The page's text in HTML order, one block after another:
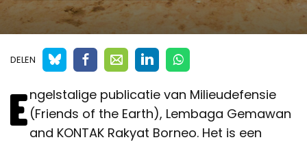
DELEN
Engelstalige publicatie van Milieudefensie
(Friends of the Earth), Lembaga Gemawan
and KONTAK Rakyat Borneo. Het is een